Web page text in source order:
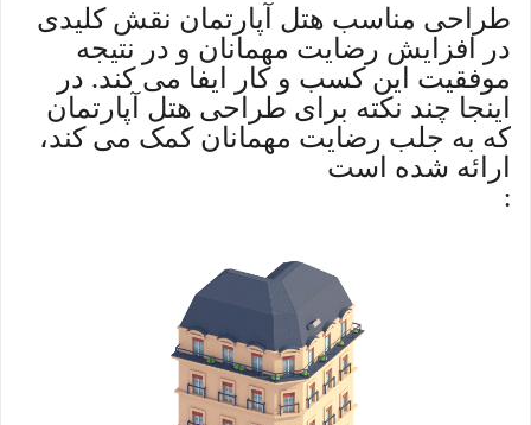
طراحی مناسب هتل آپارتمان نقش کلیدی
در افزایش رضایت مهمانان و در نتیجه
موفقیت این کسب و کار ایفا می کند. در
اینجا چند نکته برای طراحی هتل آپارتمان
که به جلب رضایت مهمانان کمک می کند،
ارائه شده است
: